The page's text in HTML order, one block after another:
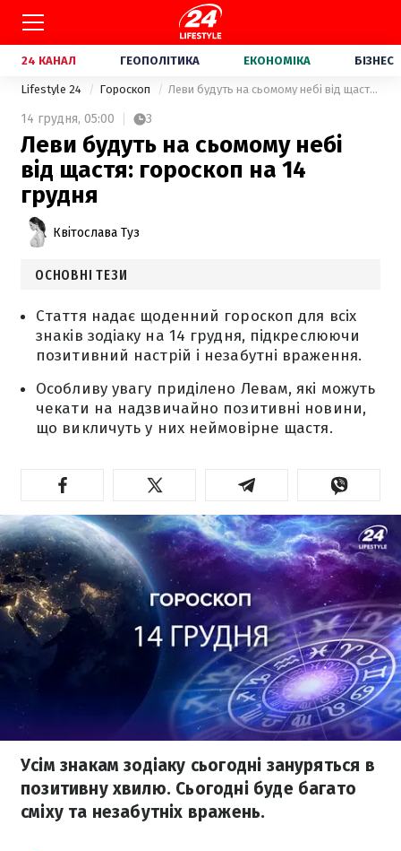
24 КАНАЛ ГЕОПОЛІТИКА ЕКОНОМІКА БІЗНЕС
Lifestyle 24 Гороскоп Леви будуть на сьомому небі від щастя: гороскоп на 14 грудня
14 грудня, 05:00 3
Леви будуть на сьомому небі
від щастя: гороскоп на 14
грудня
Квітослава Туз
ОСНОВНІ ТЕЗИ
Стаття надає щоденний гороскоп для всіх
знаків зодіаку на 14 грудня, підкреслюючи
позитивний настрій і незабутні враження.
Особливу увагу приділено Левам, які можуть
чекати на надзвичайно позитивні новини,
що викличуть у них неймовірне щастя.
Усім знакам зодіаку сьогодні зануряться в
позитивну хвилю. Сьогодні буде багато
сміху та незабутніх вражень.